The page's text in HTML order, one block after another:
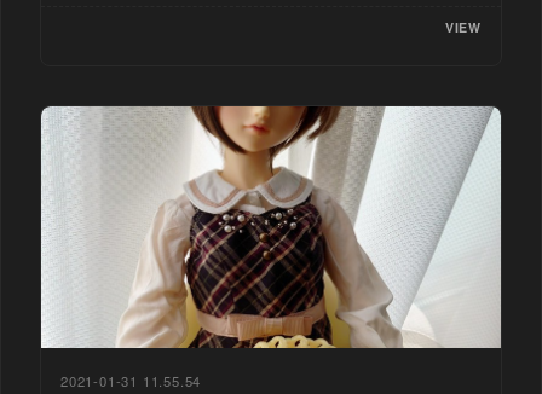
VIEW
2021-01-31 11.55.54